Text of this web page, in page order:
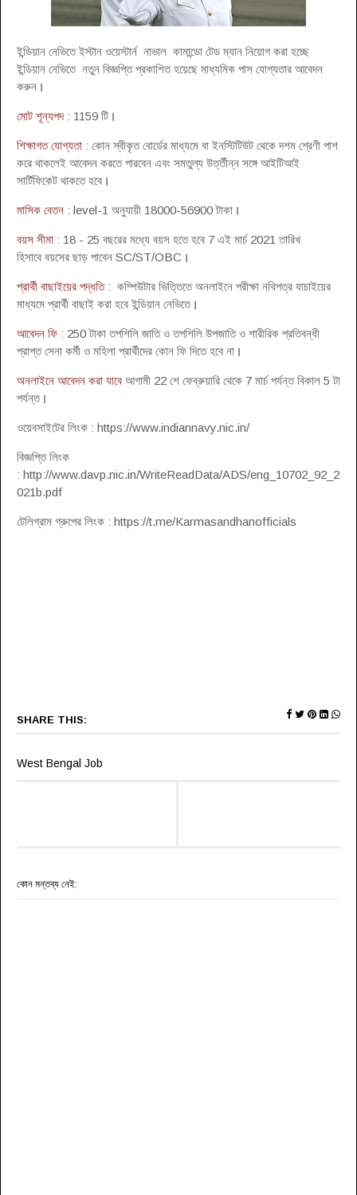
ইন্ডিয়ান নেভিতে ইস্টান ওয়েস্টার্ন নাভাল কামান্ডো টেড ম্যান নিয়োগ করা হচ্ছে
ইন্ডিয়ান নেভিতে নতুন বিজ্ঞপ্তি প্রকাশিত হয়েছে মাধ্যমিক পাস যোগ্যতার আবেদন
করুন ।
মোট শূন্যপদ: 1159 টি ।
শিক্ষাগত যোগ্যতা : কোন স্বীকৃত বোর্ডের মাধ্যমে বা ইনস্টিটিউট থেকে দশম শ্রেণী পাশ
করে থাকলেই আবেদন করতে পারবেন এবং সমতুল্য উর্ত্তীন্ন সঙ্গে আইটিআই
সার্টিফিকেট থাকতে হবে ।
মাসিক বেতন : level-1 অনুযায়ী 18000-56900 টাকা ।
বয়স সীমা : 18 - 25 বছরের মধ্যে বয়স হতে হবে 7 এই মার্চ 2021 তারিখ
হিসাবে বয়সের ছাড় পাবেন SC/ST/OBC ।
প্রার্থী বাছাইয়ের পদ্ধতি: কম্পিউটার ভিত্তিতে অনলাইনে পরীক্ষা নথিপত্র যাচাইয়ের
মাধ্যমে প্রার্থী বাছাই করা হবে ইন্ডিয়ান নেভিতে ।
আবেদন ফি : 250 টাকা তপশিলি জাতি ও তপশিলি উপজাতি ও শারীরিক প্রতিবন্ধী
প্রাপ্ত সেনা কর্মী ও মহিলা প্রার্থীদের কোন ফি দিতে হবে না ।
অনলাইনে আবেদন করা যাবে আগামী 22 শে ফেব্রুয়ারি থেকে 7 মার্চ পর্যন্ত বিকাল 5 টা
পর্যন্ত ।
ওয়েবসাইটের লিংক : https://www.indiannavy.nic.in/
বিজ্ঞপ্তি লিংক
: http://www.davp.nic.in/WriteReadData/ADS/eng_10702_92_2
021b.pdf
টেলিগ্রাম গ্রুপের লিংক : https://t.me/Karmasandhanofficials
SHARE THIS:
West Bengal Job
কোন মন্তব্য নেই: